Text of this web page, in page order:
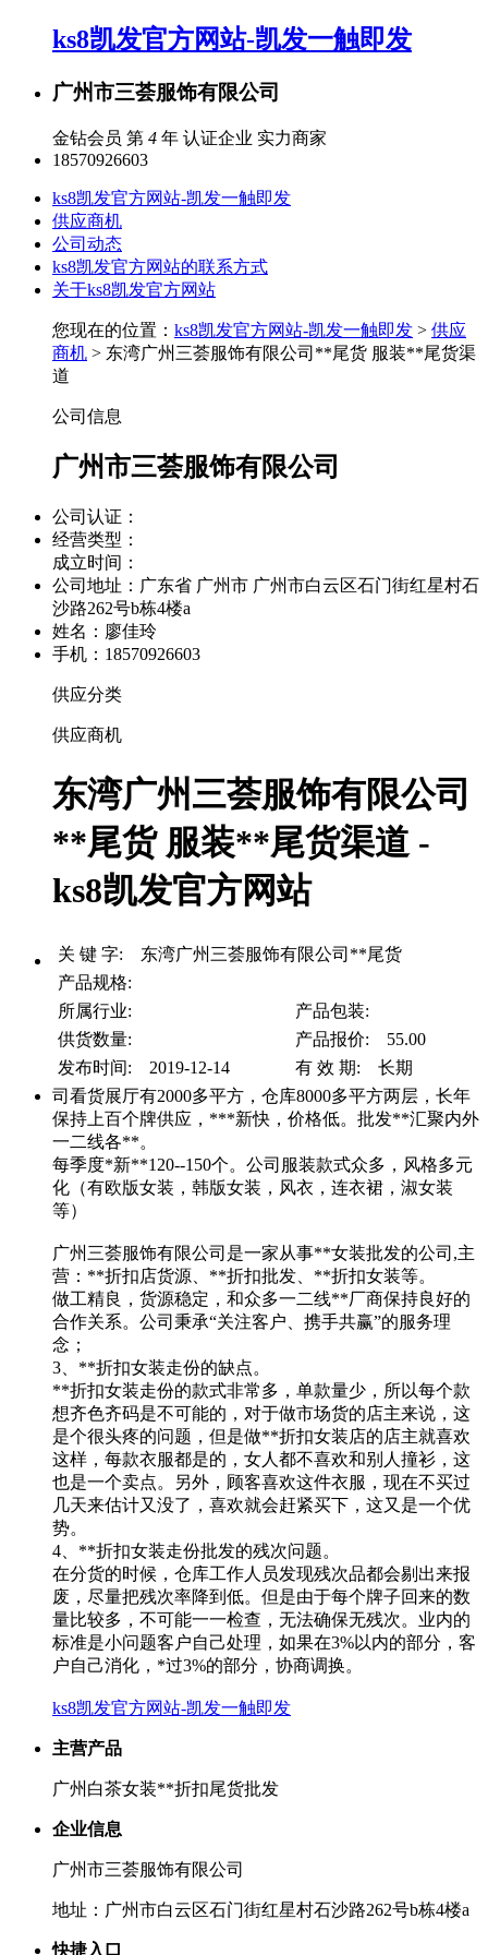
ks8凯发官方网站-凯发一触即发
广州市三荟服饰有限公司
金钻会员 第 4 年 认证企业 实力商家
18570926603
ks8凯发官方网站-凯发一触即发
供应商机
公司动态
ks8凯发官方网站的联系方式
关于ks8凯发官方网站
您现在的位置： ks8凯发官方网站-凯发一触即发 > 供应
商机 > 东湾广州三荟服饰有限公司**尾货 服装**尾货渠
道
公司信息
广州市三荟服饰有限公司
公司认证：
经营类型：
成立时间：
公司地址： 广东省 广州市 广州市白云区石门街红星村石
沙路262号b栋4楼a
姓名：廖佳玲
手机：18570926603
供应分类
供应商机
东湾广州三荟服饰有限公司
**尾货 服装**尾货渠道 -
ks8凯发官方网站
关 键 字: 东湾广州三荟服饰有限公司**尾货
产品规格:
所属行业:
产品包装:
供货数量:
产品报价: 55.00
发布时间: 2019-12-14
有 效 期: 长期
司看货展厅有2000多平方，仓库8000多平方两层，长年
保持上百个牌供应，***新快，价格低。批发**汇聚内外
一二线各**。
每季度*新**120--150个。公司服装款式众多，风格多元
化（有欧版女装，韩版女装，风衣，连衣裙，淑女装
等）
广州三荟服饰有限公司是一家从事**女装批发的公司,主
营：**折扣店货源、**折扣批发、**折扣女装等。
做工精良，货源稳定，和众多一二线**厂商保持良好的
合作关系。公司秉承“关注客户、携手共赢”的服务理
念；
3、**折扣女装走份的缺点。
**折扣女装走份的款式非常多，单款量少，所以每个款
想齐色齐码是不可能的，对于做市场货的店主来说，这
是个很头疼的问题，但是做**折扣女装店的店主就喜欢
这样，每款衣服都是的，女人都不喜欢和别人撞衫，这
也是一个卖点。另外，顾客喜欢这件衣服，现在不买过
几天来估计又没了，喜欢就会赶紧买下，这又是一个优
势。
4、**折扣女装走份批发的残次问题。
在分货的时候，仓库工作人员发现残次品都会剔出来报
废，尽量把残次率降到低。但是由于每个牌子回来的数
量比较多，不可能一一检查，无法确保无残次。业内的
标准是小问题客户自己处理，如果在3%以内的部分，客
户自己消化，*过3%的部分，协商调换。
ks8凯发官方网站-凯发一触即发
主营产品
广州白茶女装**折扣尾货批发
企业信息
广州市三荟服饰有限公司
地址：广州市白云区石门街红星村石沙路262号b栋4楼a
快捷入口